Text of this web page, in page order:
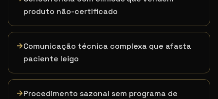
produto não-certificado
→Comunicação técnica complexa que afasta
paciente leigo
→Procedimento sazonal sem programa de